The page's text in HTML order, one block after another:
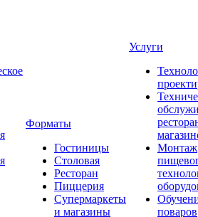
Форматы
Гостиницы
Столовая
Ресторан
Пиццерия
Супермаркеты
и магазины
Услуги
Монтаж
поваров